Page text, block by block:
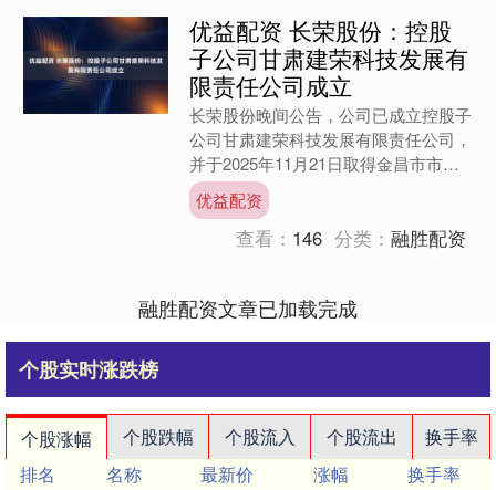
优益配资 长荣股份：控股
子公司甘肃建荣科技发展有
限责任公司成立
长荣股份晚间公告，公司已成立控股子
公司甘肃建荣科技发展有限责任公司，
并于2025年11月21日取得金昌市市场
监督管理局颁发的《营业执照》。甘肃
建荣注册资本600....
优益配资
查看： 146 分类：融胜配资
融胜配资文章已加载完成
个股实时涨跌榜
个股涨幅 个股跌幅 个股流入 个股流出
换手率
排名
名称 最新价 涨幅
换手率